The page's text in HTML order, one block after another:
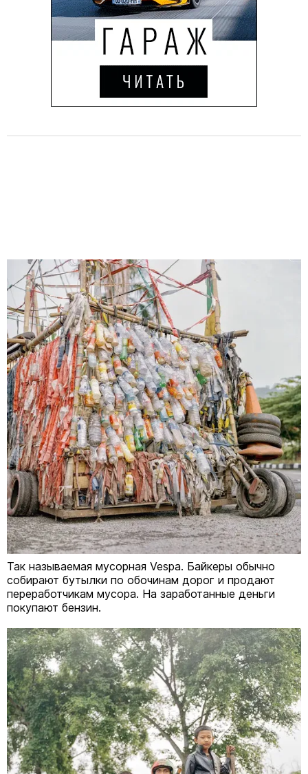
Так называемая мусорная Vespa. Байкеры обычно
собирают бутылки по обочинам дорог и продают
переработчикам мусора. На заработанные деньги
покупают бензин.